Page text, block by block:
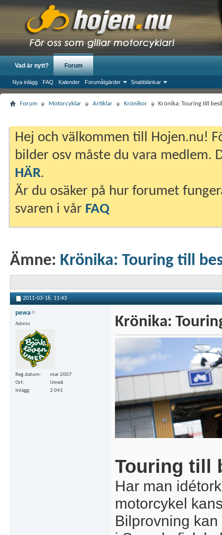
Vad är nytt? Forum
Nya inlägg FAQ Kalender Forumåtgärder Snabblänkar
Forum Motorcyklar Artiklar Krönikor Krönika: Touring till
Hej och välkommen till Hojen.nu!
bilder osv måste du vara medlem.
HÄR.
Är du osäker på hur forumet
svaren i vår FAQ
Ämne: Krönika: Touring till
2011-03-16, 11:43
pewa
Admin
Reg.datum
mar 2007
Ort
Umeå
Inlägg
2 041
Krönika:
Touring till
Har man
motorcykel
Bilprovning